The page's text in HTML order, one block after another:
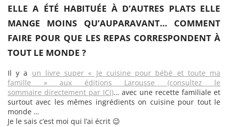
ELLE A ÉTÉ HABITUÉE À D’AUTRES PLATS ELLE
MANGE MOINS QU’AUPARAVANT… COMMENT
FAIRE POUR QUE LES REPAS CORRESPONDENT À
TOUT LE MONDE ?
Il y a un livre super « Je cuisine pour bébé et toute ma
famille » aux éditions Larousse (consultez le
sommaire directement par ICI)… avec une recette familiale et
surtout avec les mêmes ingrédients on cuisine pour tout le
monde …
Je le sais c’est moi qui l’ai écrit 😉